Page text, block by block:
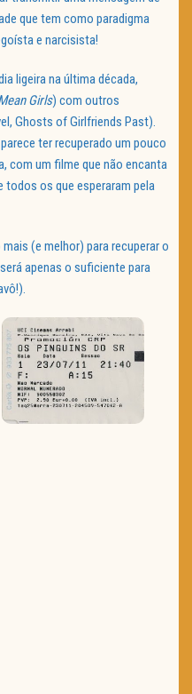
que tem como paradigma
e narcisista!
ligeira na última década,
Girls) com outros
Ghosts of Girlfriends Past).
ter recuperado um pouco
com um filme que não encanta
todos os que esperaram pela
(e melhor) para recuperar o
apenas o suficiente para